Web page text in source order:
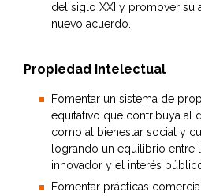
del siglo XXI y promover su
nuevo acuerdo.
Propiedad Intelectual
Fomentar un sistema de
equitativo que contribuya al
como al bienestar social y
logrando un equilibrio entre
innovador y el interés
Fomentar prácticas